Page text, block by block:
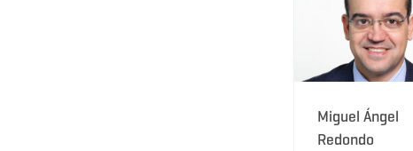
Miguel Ángel
Redondo